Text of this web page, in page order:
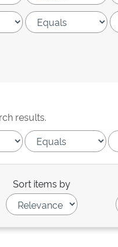
results.
Sort items by